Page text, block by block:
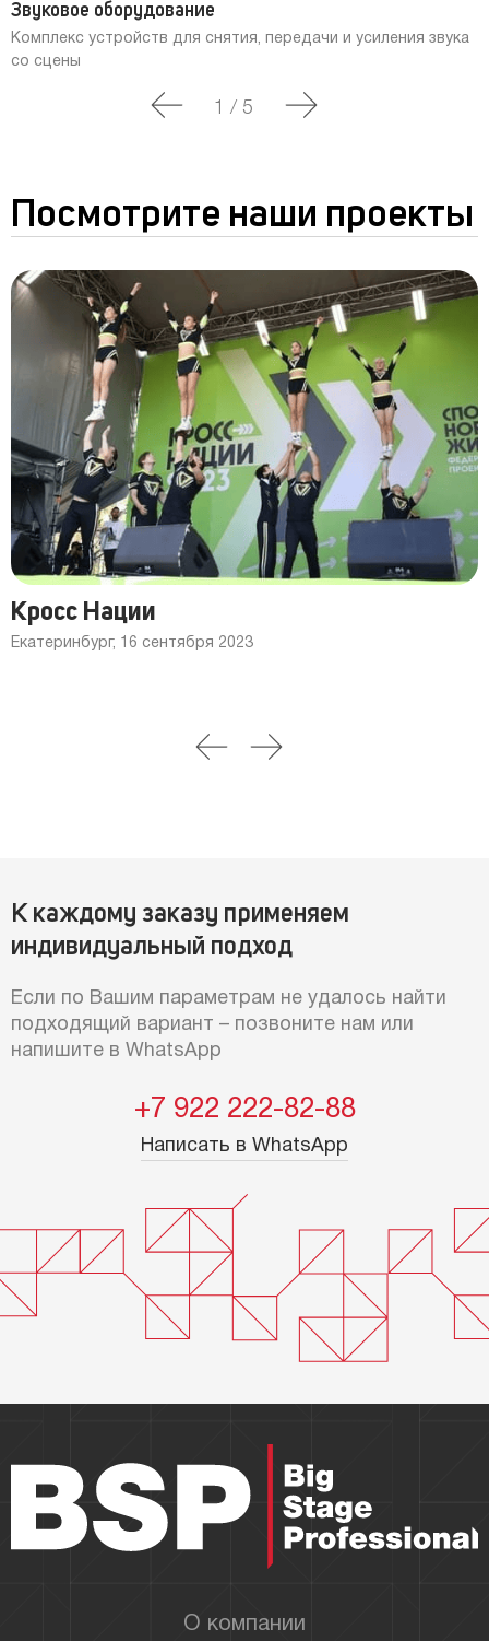
Звуковое оборудование
Комплекс устройств для снятия, передачи и усиления звука
со сцены
1 / 5
Посмотрите наши проекты
Кросс Нации
Екатеринбург, 16 сентября 2023
К каждому заказу применяем
индивидуальный подход
Если по Вашим параметрам не удалось найти
подходящий вариант – позвоните нам или
напишите в WhatsApp
+7 922 222-82-88
Написать в WhatsApp
О компании